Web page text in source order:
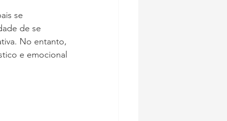
se
de se
No entanto,
e emocional